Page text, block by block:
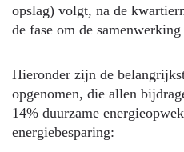
opslag) volgt, na de
de fase om de
Hieronder zijn de
opgenomen, die allen
14% duurzame
energiebesparing: